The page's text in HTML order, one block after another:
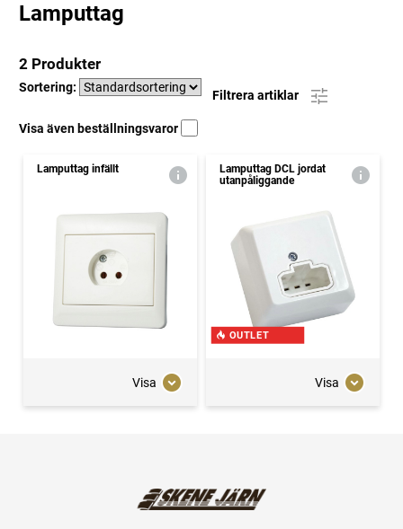
Lamputtag
2 Produkter
Sortering:
Filtrera artiklar
Visa även beställningsvaror
Lamputtag infällt
Visa
Lamputtag DCL jordat
utanpåliggande
OUTLET
Visa